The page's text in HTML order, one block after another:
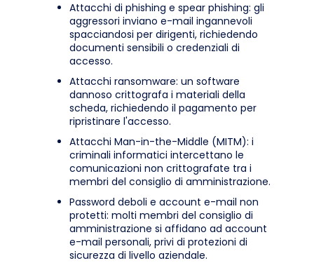
Attacchi di phishing e spear phishing: gli
aggressori inviano e-mail ingannevoli
spacciandosi per dirigenti, richiedendo
documenti sensibili o credenziali di
accesso.
Attacchi ransomware: un software
dannoso crittografa i materiali della
scheda, richiedendo il pagamento per
ripristinare l'accesso.
Attacchi Man-in-the-Middle (MITM): i
criminali informatici intercettano le
comunicazioni non crittografate tra i
membri del consiglio di amministrazione.
Password deboli e account e-mail non
protetti: molti membri del consiglio di
amministrazione si affidano ad account
e-mail personali, privi di protezioni di
sicurezza di livello aziendale.